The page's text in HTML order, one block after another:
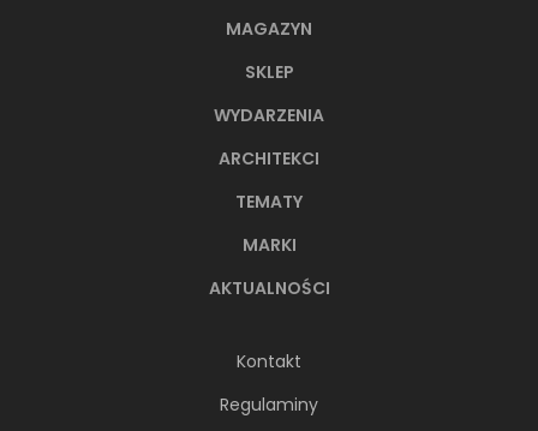
MAGAZYN
SKLEP
WYDARZENIA
ARCHITEKCI
TEMATY
MARKI
AKTUALNOŚCI
Kontakt
Regulaminy